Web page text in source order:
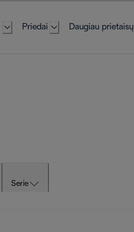
Priedai Daugiau prietaisų
Serie